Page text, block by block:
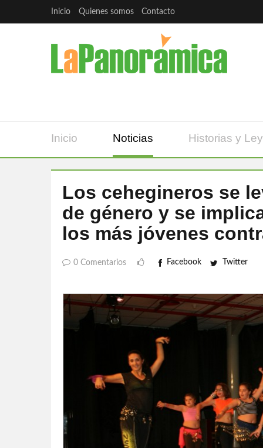
Inicio Quienes somos Contacto
Inicio Noticias Historias y
Los cehegineros se
de género y se
los más jóvenes
0 Comentarios Facebook Twitter